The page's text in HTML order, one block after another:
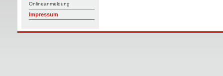
Onlineanmeldung
Impressum